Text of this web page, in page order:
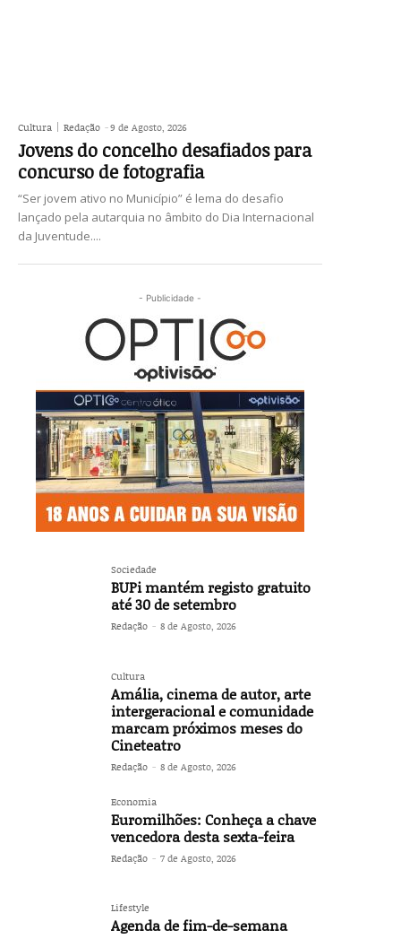
Cultura Redação -9 de Agosto, 2026
Jovens do concelho desafiados para
concurso de fotografia
“Ser jovem ativo no Município” é lema do desafio
lançado pela autarquia no âmbito do Dia Internacional
da Juventude....
- Publicidade -
Sociedade
BUPi mantém registo gratuito
até 30 de setembro
Redação - 8 de Agosto, 2026
Cultura
Amália, cinema de autor, arte
intergeracional e comunidade
marcam próximos meses do
Cineteatro
Redação - 8 de Agosto, 2026
Economia
Euromilhões: Conheça a chave
vencedora desta sexta-feira
Redação - 7 de Agosto, 2026
Lifestyle
Agenda de fim-de-semana